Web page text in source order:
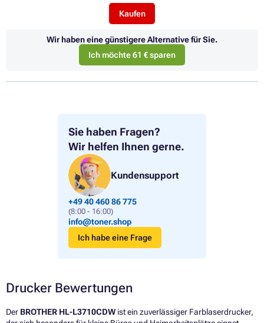
Sie haben Fragen?
Wir helfen Ihnen gerne.
Kundensupport
+49 40 460 86 775
(8:00 - 16:00)
info@toner.shop
Ich habe eine Frage
Kaufen
Wir haben eine günstigere Alternative für Sie.
Ich möchte 61 € sparen
Drucker Bewertungen
Der BROTHER HL-L3710CDW ist ein zuverlässiger Farblaserdrucker,